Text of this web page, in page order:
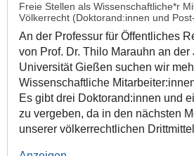
Freie Stellen als Wissenschaftliche*r
Völkerrecht (Doktorand:innen und
An der Professur für Öffentliches
von Prof. Dr. Thilo Marauhn an der
Universität Gießen suchen wir
Wissenschaftliche
Es gibt drei Doktorand:innen und
zu vergeben, da in den nächsten
unserer völkerrechtlichen